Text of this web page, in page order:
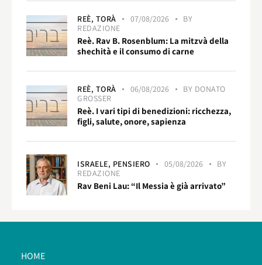
REÈ, TORÀ 07/08/2026
BY
REDAZIONE
Reè. Rav B. Rosenblum: La mitzvà della
shechità e il consumo di carne
REÈ, TORÀ 06/08/2026 BY DONATO
GROSSER
Reè. I vari tipi di benedizioni: ricchezza,
figli, salute, onore, sapienza
ISRAELE, PENSIERO 05/08/2026
BY
REDAZIONE
Rav Beni Lau: “Il Messia è già arrivato”
HOME